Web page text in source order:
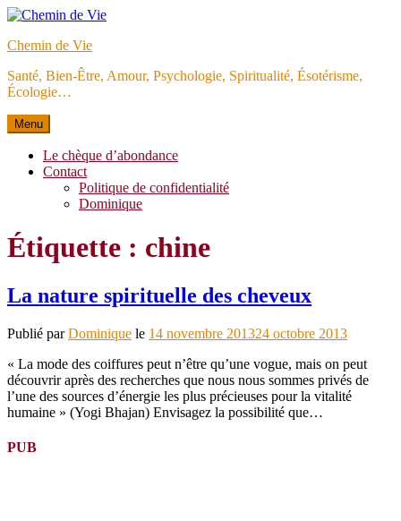
Aller
contenu
Chemin de Vie
Santé, Bien-Être, Amour, Psychologie, Spiritualité, Ésotérisme,
Écologie…
Menu
Le chèque d’abondance
Contact
Politique de confidentialité
Dominique
Étiquette : chine
La nature spirituelle des cheveux
Publié parDominique le 14 novembre 201324 octobre 2013
« La mode des coiffures peut n’être qu’une vogue, mais on peut
découvrir après des recherches que nous nous sommes privés de
l’une des sources d’énergie les plus précieuses pour la vitalité
humaine » (Yogi Bhajan) Envisagez la possibilité que…
PUB